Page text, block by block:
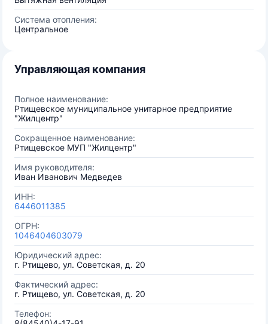
Система отопления:
Центральное
Управляющая компания
Полное наименование:
Ртищевское муниципальное унитарное предприятие
"Жилцентр"
Сокращенное наименование:
Ртищевское МУП "Жилцентр"
Имя руководителя:
Иван Иванович Медведев
ИНН:
6446011385
ОГРН:
1046404603079
Юридический адрес:
г. Ртищево, ул. Советская, д. 20
Фактический адрес:
г. Ртищево, ул. Советская, д. 20
Телефон: